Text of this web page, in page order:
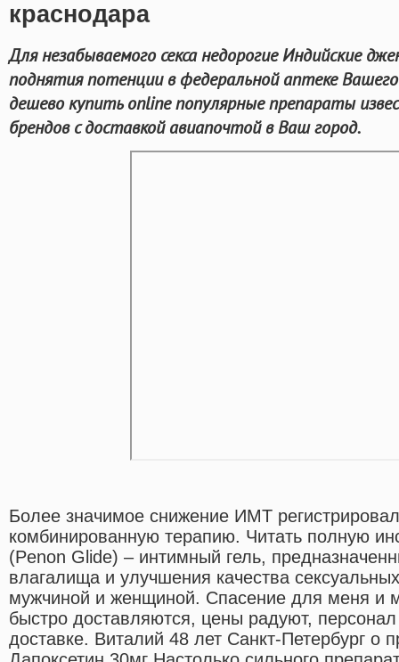
краснодара
Для незабываемого секса недорогие Индийские
поднятия потенции в федеральной аптеке
дешево купить online популярные препараты
брендов с доставкой авиапочтой в Ваш город.
Более значимое снижение ИМТ
комбинированную терапию. Читать полную
(Penon Glide) – интимный гель,
влагалища и улучшения качества
мужчиной и женщиной. Спасение для меня и
быстро доставляются, цены радуют,
доставке. Виталий 48 лет Санкт-Петербург о